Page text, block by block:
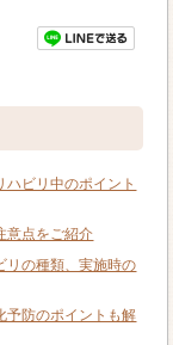
ハビリ中のポイント
意点をご紹介
リの種類、実施時の
予防のポイントも解